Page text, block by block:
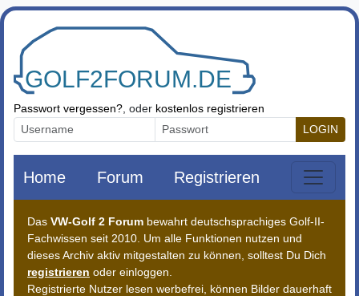
Zum Inhalt springen
Passwort vergessen? , oder kostenlos registrieren
LOGIN
Home Forum Registrieren
Das VW-Golf 2 Forum bewahrt deutschsprachiges Golf-II-
Fachwissen seit 2010. Um alle Funktionen nutzen und
dieses Archiv aktiv mitgestalten zu können, solltest Du Dich
registrieren oder einloggen.
Registrierte Nutzer lesen werbefrei, können Bilder dauerhaft